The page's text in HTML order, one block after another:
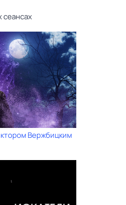
сеансах
Bержбицким